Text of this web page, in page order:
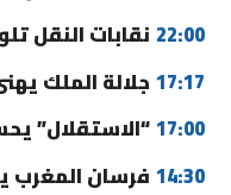
22:00 نقابات النقل
17:17 جلالة الملك
17:00“الاستقلال”
14:30 فرسان المغرب